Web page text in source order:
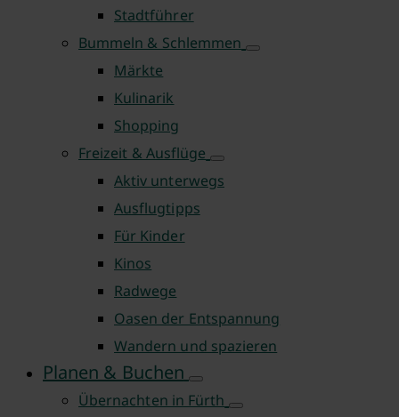
Stadtführer
Bummeln & Schlemmen
Märkte
Kulinarik
Shopping
Freizeit & Ausflüge
Aktiv unterwegs
Ausflugtipps
Für Kinder
Kinos
Radwege
Oasen der Entspannung
Wandern und spazieren
Planen & Buchen
Übernachten in Fürth